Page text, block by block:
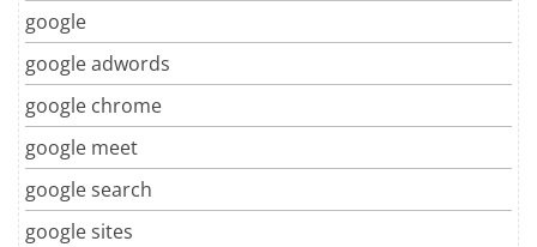
google
google adwords
google chrome
google meet
google search
google sites